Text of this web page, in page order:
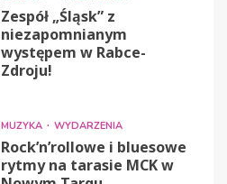
Zespół „Śląsk” z
niezapomnianym
występem w Rabce-
Zdroju!
MUZYKA WYDARZENIA
Rock’n’rollowe i bluesowe
rytmy na tarasie MCK w